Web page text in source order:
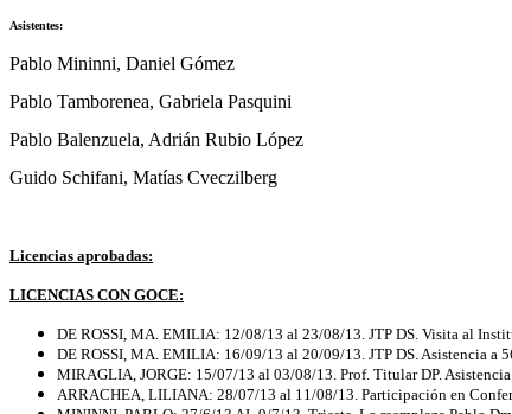
Asistentes:
Pablo Mininni, Daniel Gómez
Pablo Tamborenea, Gabriela Pasquini
Pablo Balenzuela, Adrián Rubio López
Guido Schifani, Matías Cveczilberg
Licencias aprobadas:
LICENCIAS CON GOCE:
DE ROSSI, MA. EMILIA: 12/08/13 al 23/08/13. JTP DS. Visita al
DE ROSSI, MA. EMILIA: 16/09/13 al 20/09/13. JTP DS. Asistencia a
MIRAGLIA, JORGE: 15/07/13 al 03/08/13. Prof. Titular DP.
ARRACHEA, LILIANA: 28/07/13 al 11/08/13. Participación en